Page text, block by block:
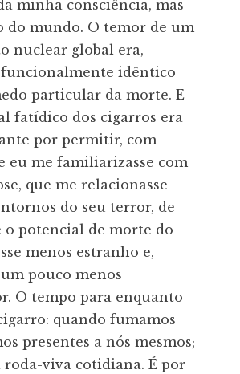
minha consciência, mas
do mundo. O temor de um
nuclear global era,
idêntico
particular da morte. E
fatídico dos cigarros era
por permitir, com
eu me familiarizasse com
que me relacionasse
do seu terror, de
o potencial de morte do
menos estranho e,
pouco menos
O tempo para enquanto
quando fumamos
presentes a nós mesmos;
roda-viva cotidiana. É por